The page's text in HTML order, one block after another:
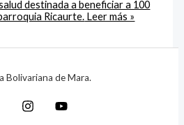
destinada a beneficiar a 100
Ricaurte. Leer más »
de Mara.